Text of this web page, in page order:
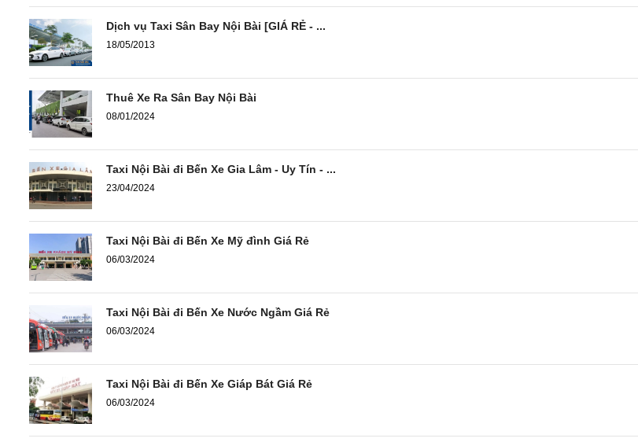
Dịch vụ Taxi Sân Bay Nội Bài [GIÁ RẺ - ...
18/05/2013
Thuê Xe Ra Sân Bay Nội Bài
08/01/2024
Taxi Nội Bài đi Bến Xe Gia Lâm - Uy Tín - ...
23/04/2024
Taxi Nội Bài đi Bến Xe Mỹ đình Giá Rẻ
06/03/2024
Taxi Nội Bài đi Bến Xe Nước Ngầm Giá Rẻ
06/03/2024
Taxi Nội Bài đi Bến Xe Giáp Bát Giá Rẻ
06/03/2024